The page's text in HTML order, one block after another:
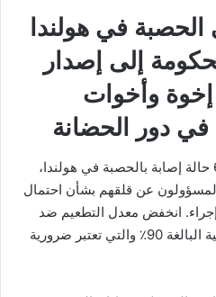
في هولندا
إلى إصدار
وأخوات
في دور الحضانة
عن 64 حالة إصابة بالحصبة في هولندا،
عن قلقهم بشأن احتمال
انخفض معدل التطعيم ضد
الحصبة إلى أقل من نسبة التغطية البالغة 90٪ والتي تعتبر ضرورية